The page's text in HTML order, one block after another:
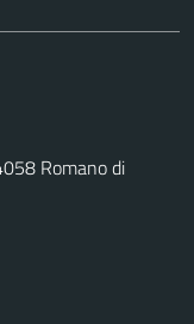
Romano di